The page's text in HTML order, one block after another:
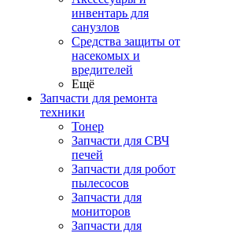
инвентарь для
санузлов
Средства защиты от
насекомых и
вредителей
Ещё
Запчасти для ремонта
техники
Тонер
Запчасти для СВЧ
печей
Запчасти для робот
пылесосов
Запчасти для
мониторов
Запчасти для